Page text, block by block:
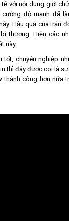
với nội dung giới
độ mạnh đã
Hậu quả của trận
thương. Hiện các
này.
tốt, chuyên nghiệp
thì đây được coi là
thành công hơn nữa